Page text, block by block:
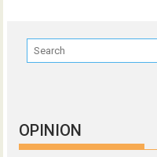
OPINION